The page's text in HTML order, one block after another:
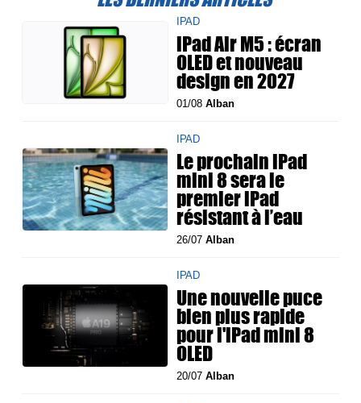
IPAD
iPad Air M5 : écran
OLED et nouveau
design en 2027
01/08Alban
IPAD
Le prochain iPad
mini 8 sera le
premier iPad
résistant à l’eau
26/07Alban
IPAD
Une nouvelle puce
bien plus rapide
pour l'iPad mini 8
OLED
20/07Alban